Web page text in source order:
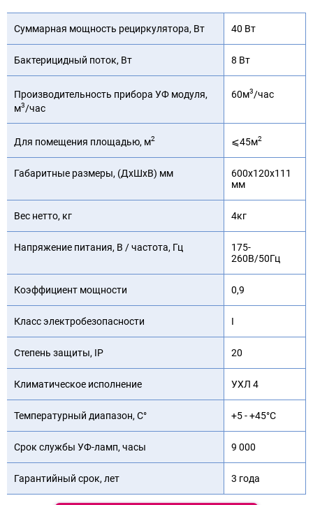
Суммарная мощность рециркулятора, Вт 40 Вт
Бактерицидный поток, Вт 8 Вт
Производительность прибора УФ модуля,
м3/час
60м3/час
Для помещения площадью, м2 ⩽45м2
Габаритные размеры, (ДхШхВ) мм
600х120х111
мм
Вес нетто, кг 4кг
Напряжение питания, В / частота, Гц
175-
260В/50Гц
Коэффициент мощности 0,9
Класс электробезопасности I
Степень защиты, IP 20
Климатическое исполнение УХЛ 4
Температурный диапазон, С° +5 - +45°С
Срок службы УФ-ламп, часы 9 000
Гарантийный срок, лет 3 года